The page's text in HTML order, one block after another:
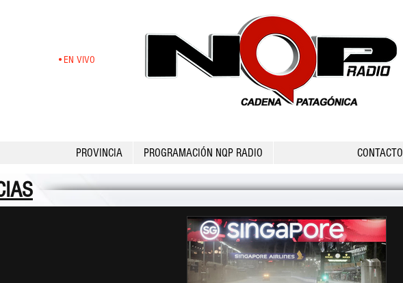
•EN VIVO
PROVINCIA PROGRAMACIÓN NQP RADIO CONTACTO